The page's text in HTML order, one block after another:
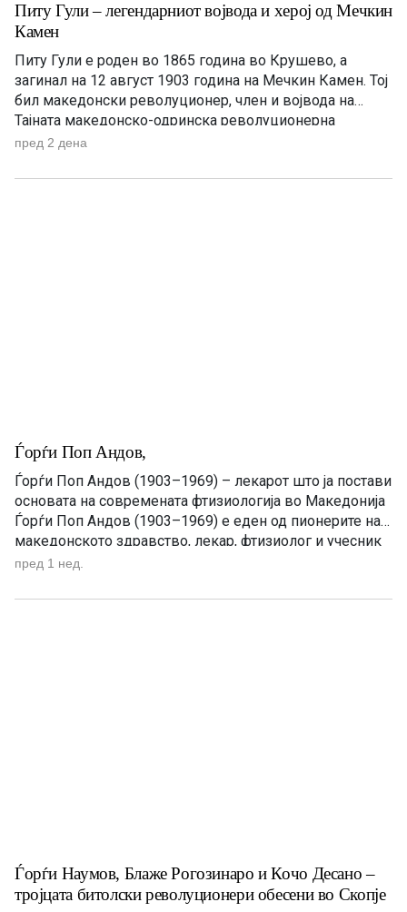
Питу Гули – легендарниот војвода и херој од Мечкин
Камен
Питу Гули е роден во 1865 година во Крушево, а
загинал на 12 август 1903 година на Мечкин Камен. Тој
бил македонски револуционер, член и војвода на
Тајната македонско-одринска револуционерна
организација и еден од најистакнатите учесници во
подготвеност да се жртвува за слободата на
пред 2 дена
Ѓорѓи Поп Андов,
Ѓорѓи Поп Андов (1903–1969) – лекарот што ја постави
основата на современата фтизиологија во Македонија
Ѓорѓи Поп Андов (1903–1969) е еден од пионерите на
македонското здравство, лекар, фтизиолог и учесник
во Народноослободителната борба. Особено е
Специјалната болница за туберкулоза во Битола,
пред 1 нед.
Ѓорѓи Наумов, Блаже Рогозинаро и Кочо Десано –
тројцата битолски револуционери обесени во Скопје